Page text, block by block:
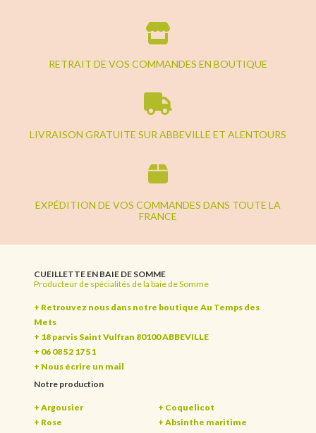
RETRAIT DE VOS COMMANDES EN BOUTIQUE
LIVRAISON GRATUITE SUR ABBEVILLE ET ALENTOURS
EXPÉDITION DE VOS COMMANDES DANS TOUTE LA
FRANCE
CUEILLETTE EN BAIE DE SOMME
Producteur de spécialités de la baie de Somme
+ Retrouvez nous dans notre boutique Au Temps des
Mets
+ 18 parvis Saint Vulfran 80100 ABBEVILLE
+ 06 08 52 17 51
+ Nous écrire un mail
Notre production
+ Argousier
+ Rose
+ Coquelicot
+ Absinthe maritime